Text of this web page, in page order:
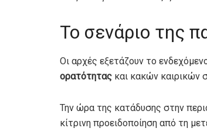
Το σενάριο της
Οι αρχές εξετάζουν το
ορατότητας και κακών καιρικών
Την ώρα της κατάδυσης στην
κίτρινη προειδοποίηση από τη